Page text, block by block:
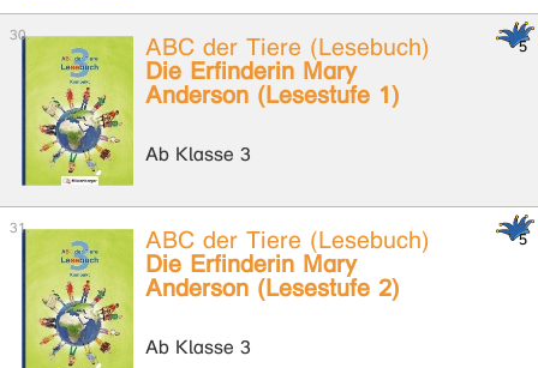
ABC der Tiere (Lesebuch)
Die Erfinderin Mary
Anderson (Lesestufe 1)
Ab Klasse 3
ABC der Tiere (Lesebuch)
Die Erfinderin Mary
Anderson (Lesestufe 2)
Ab Klasse 3